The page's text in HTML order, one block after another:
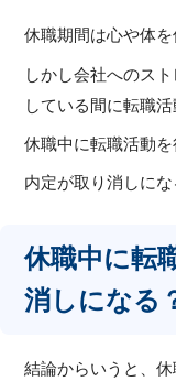
休職期間は心や体を
しかし会社へのス
している間に転職
休職中に転職活動
内定が取り消しに
休職中に転
消しになる
結論からいうと、